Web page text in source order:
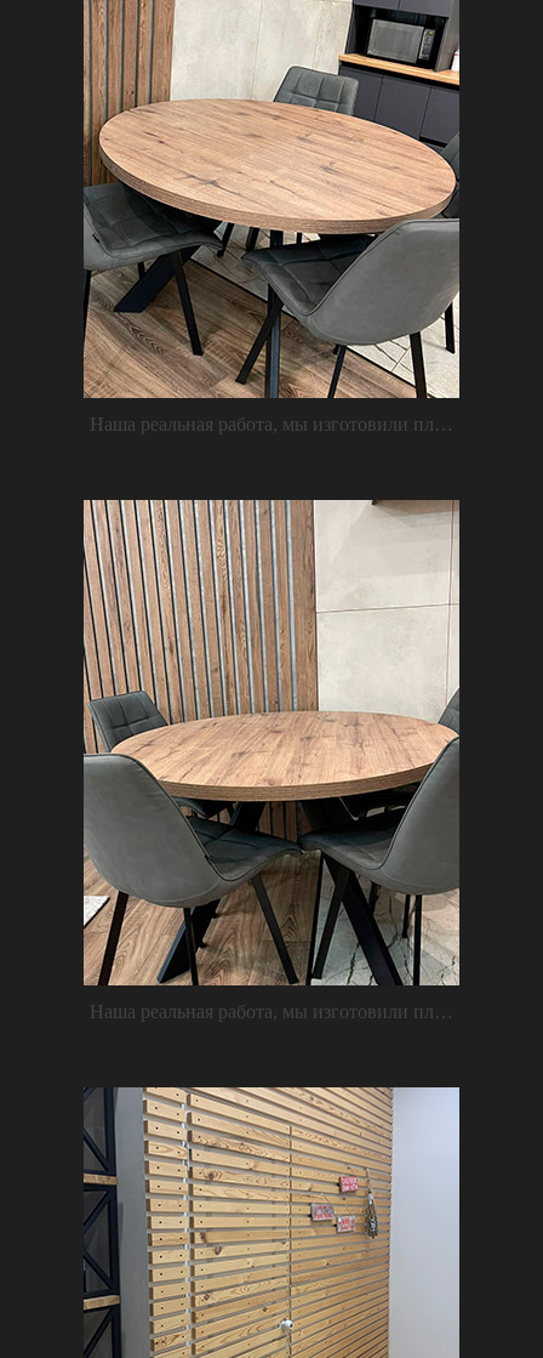
Наша реальная работа, мы изготовили планки из ЛДСП Дуб Галифакс табак 16 мм, клиенты сами приклеили на жидкие гвозди к стене. Также столешница может быть изготовлена из ЛДСП толщиной 32 мм, как на фото.
Наша реальная работа, мы изготовили планки из ЛДСП Дуб Галифакс табак 16 мм, клиенты сами приклеили на жидкие гвозди к стене. Также столешница может быть изготовлена из ЛДСП толщиной 32 мм, как на фото.